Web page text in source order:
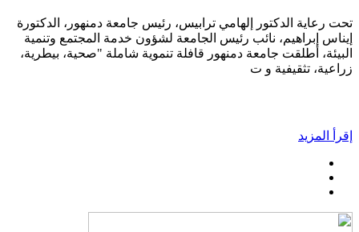
تحت رعاية الدكتور إلهامي ترابيس، رئيس جامعة دمنهور، الدكتورة
إيناس إبراهيم، نائب رئيس الجامعة لشؤون خدمة المجتمع وتنمية
البيئة، أطلقت جامعة دمنهور قافلة تنموية شاملة "صحية، بيطرية،
زراعية، تثقيفية و ت
إقرأ المزيد